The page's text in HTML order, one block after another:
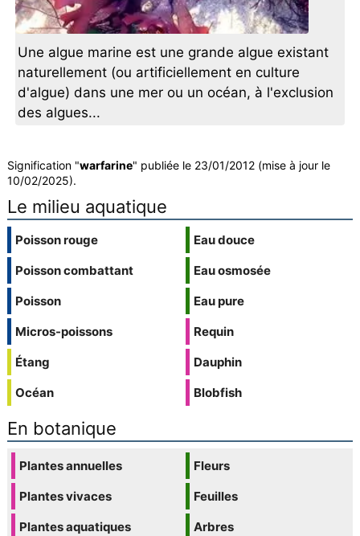
Une algue marine est une grande algue existant
naturellement (ou artificiellement en culture
d'algue) dans une mer ou un océan, à l'exclusion
des algues...
Signification "warfarine" publiée le 23/01/2012 (mise à jour le
10/02/2025).
Le milieu aquatique
Poisson rouge
Poisson combattant
Poisson
Micros-poissons
Étang
Océan
Eau douce
Eau osmosée
Eau pure
Requin
Dauphin
Blobfish
En botanique
Plantes annuelles
Plantes vivaces
Plantes aquatiques
Fleurs
Feuilles
Arbres